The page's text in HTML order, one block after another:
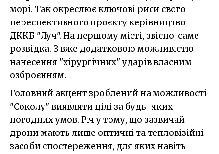
морі. Так окреслює ключові риси свого
переспективного проєкту керівництво
ДККБ "Луч". На першому місті, звісно, саме
розвідка. З вже додатковою можливістю
нанесення "хірургічних" ударів власним
озброєнням.
Головний акцент зроблений на можливості
"Соколу" виявляти цілі за будь-яких
погодних умов. Річ у тому, що зазвичай
дрони мають лише оптичні та тепловізійні
засоби спостереження, для яких навіть